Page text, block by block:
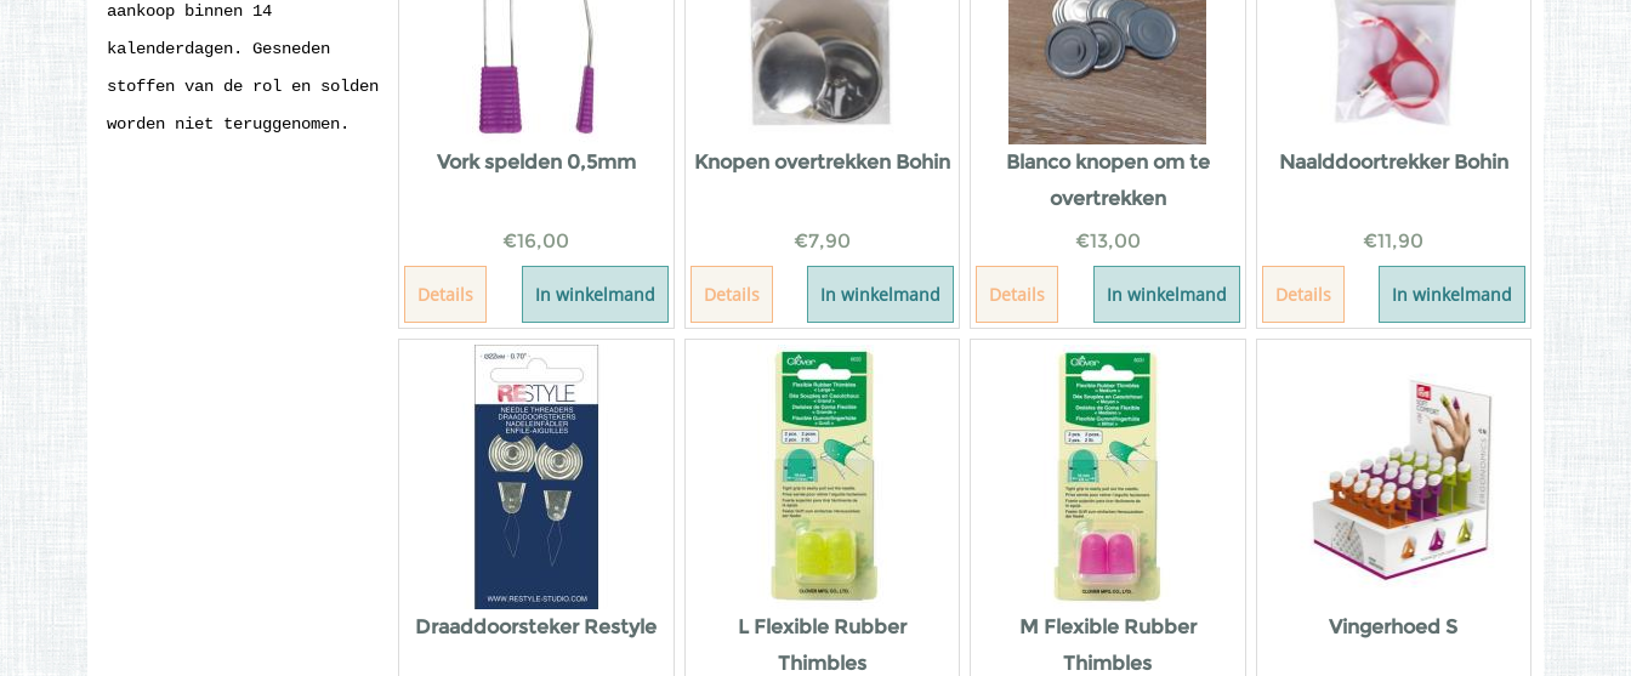
aankoop binnen 14
kalenderdagen. Gesneden
stoffen van de rol en solden
worden niet teruggenomen.
Vork spelden 0,5mm
€16,00
Details In winkelmand
Knopen overtrekken Bohin
€7,90
Details In winkelmand
Blanco knopen om te
overtrekken
€13,00
Details In winkelmand
Naalddoortrekker Bohin
€11,90
Details In winkelmand
Draaddoorsteker Restyle
L Flexible Rubber
Thimbles
M Flexible Rubber
Thimbles
Vingerhoed S